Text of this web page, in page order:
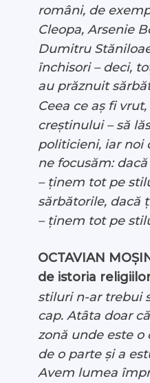
români, de
Cleopa, Arsenie
Dumitru
închisori – deci,
au prăznuit
Ceea ce aș fi
creștinului – să
politicieni, iar noi
ne focusăm:
– ținem tot pe
sărbătorile, dacă
– ținem tot pe
OCTAVIAN
de istoria
stiluri n-ar trebui
cap. Atâta doar
zonă unde este
de o parte și a
Avem lumea